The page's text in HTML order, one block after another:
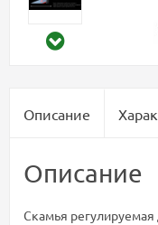
Описание
Описание
Скамья регулируемая